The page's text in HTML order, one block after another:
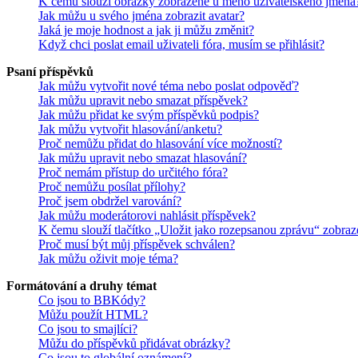
Jak můžu u svého jména zobrazit avatar?
Jaká je moje hodnost a jak ji můžu změnit?
Když chci poslat email uživateli fóra, musím se přihlásit?
Psaní příspěvků
Jak můžu vytvořit nové téma nebo poslat odpověď?
Jak můžu upravit nebo smazat příspěvek?
Jak můžu přidat ke svým příspěvků podpis?
Jak můžu vytvořit hlasování/anketu?
Proč nemůžu přidat do hlasování více možností?
Jak můžu upravit nebo smazat hlasování?
Proč nemám přístup do určitého fóra?
Proč nemůžu posílat přílohy?
Proč jsem obdržel varování?
Jak můžu moderátorovi nahlásit příspěvek?
K čemu slouží tlačítko „Uložit jako rozepsanou zprávu“
Proč musí být můj příspěvek schválen?
Jak můžu oživit moje téma?
Formátování a druhy témat
Co jsou to BBKódy?
Můžu použít HTML?
Co jsou to smajlíci?
Můžu do příspěvků přidávat obrázky?